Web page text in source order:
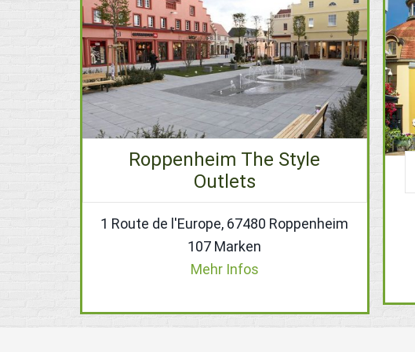
Roppenheim The Style
Outlets
1 Route de l'Europe, 67480 Roppenheim
107 Marken
Mehr Infos